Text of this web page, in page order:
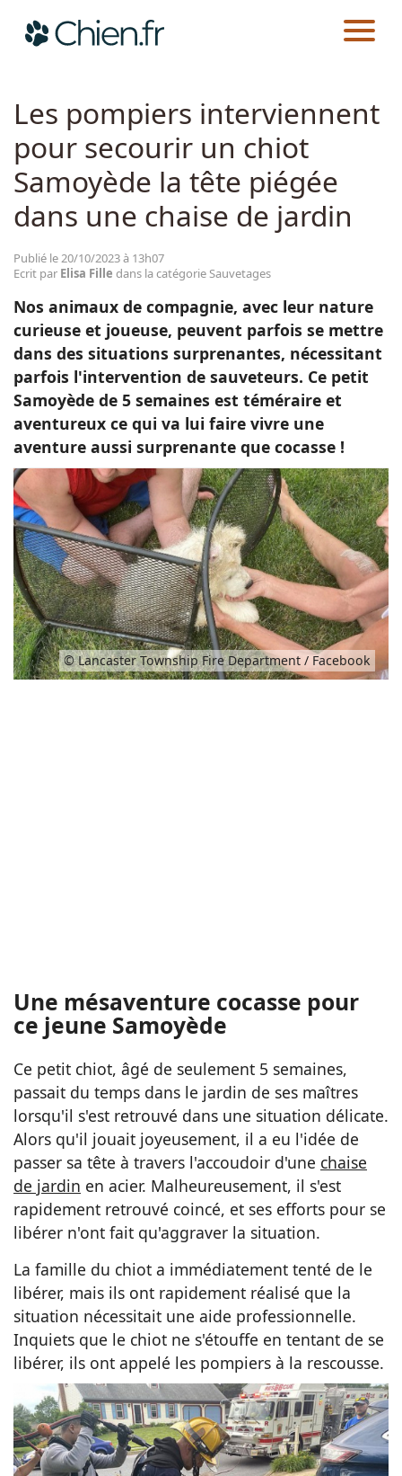
Races
Guides
CHIEN.FR ACTUALITÉS
Les pompiers interviennent
pour secourir un chiot
Samoyède la tête piégée
dans une chaise de jardin
Publié le 20/10/2023 à 13h07
Ecrit par Elisa Fille dans la catégorie Sauvetages
Nos animaux de compagnie, avec leur nature
curieuse et joueuse, peuvent parfois se mettre
dans des situations surprenantes, nécessitant
parfois l'intervention de sauveteurs. Ce petit
Samoyède de 5 semaines est téméraire et
aventureux ce qui va lui faire vivre une
aventure aussi surprenante que cocasse !
© Lancaster Township Fire Department / Facebook
Une mésaventure cocasse pour
ce jeune Samoyède
Ce petit chiot, âgé de seulement 5 semaines,
passait du temps dans le jardin de ses maîtres
lorsqu'il s'est retrouvé dans une situation délicate.
Alors qu'il jouait joyeusement, il a eu l'idée de
passer sa tête à travers l'accoudoir d'une chaise
de jardin en acier. Malheureusement, il s'est
rapidement retrouvé coincé, et ses efforts pour se
libérer n'ont fait qu'aggraver la situation.
La famille du chiot a immédiatement tenté de le
libérer, mais ils ont rapidement réalisé que la
situation nécessitait une aide professionnelle.
Inquiets que le chiot ne s'étouffe en tentant de se
libérer, ils ont appelé les pompiers à la rescousse.